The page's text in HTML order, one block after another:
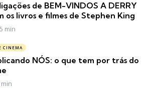
de BEM-VINDOS A DERRY
os livros e filmes de Stephen King
min
CINEMA
NÓS: o que tem por trás do
min